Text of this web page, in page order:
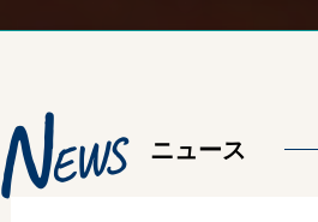
S ニュース